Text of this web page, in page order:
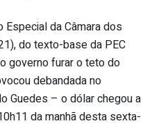
Especial da Câmara dos
do texto-base da PEC
governo furar o teto do
debandada no
Guedes – o dólar chegou a
da manhã desta sexta-